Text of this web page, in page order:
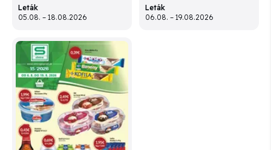
Leták
05.08. – 18.08.2026
Leták
06.08. – 19.08.2026